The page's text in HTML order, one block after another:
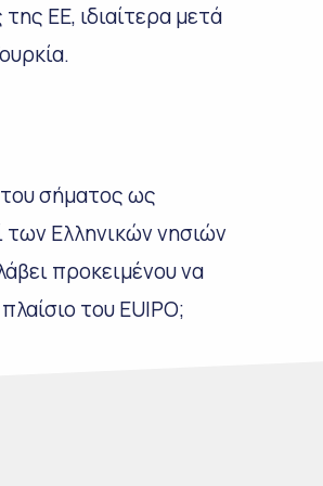
ΕΕ, ιδιαίτερα μετά
σήματος ως
των Ελληνικών νησιών
προκειμένου να
του EUIPO;